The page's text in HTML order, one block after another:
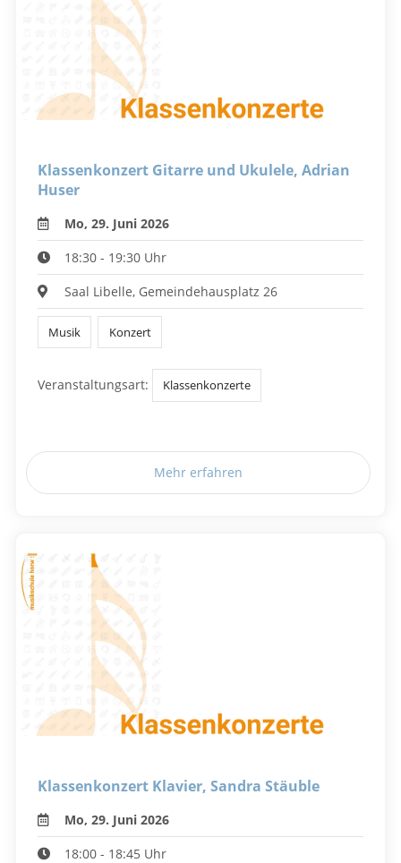
Klassenkonzert Gitarre und Ukulele, Adrian
Huser
Mo, 29. Juni 2026
18:30 - 19:30 Uhr
Saal Libelle, Gemeindehausplatz 26
Musik Konzert
Veranstaltungsart: Klassenkonzerte
Mehr erfahren
Klassenkonzert Klavier, Sandra Stäuble
Mo, 29. Juni 2026
18:00 - 18:45 Uhr